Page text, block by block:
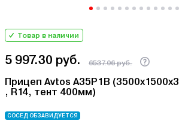
Товар в наличии
5 997.30 руб. 6537.06 руб.
Прицеп Avtos A35P1B
, R14, тент 400мм)
СОСЕД ОБЗАВИДУЕТСЯ